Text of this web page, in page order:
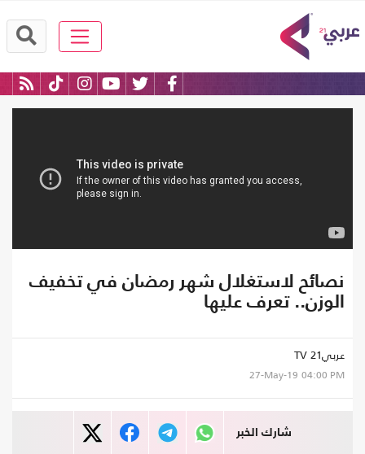
نصائح لاستغلال شهر رمضان في تخفيف
الوزن.. تعرف عليها
عربي21 TV
27-May-19 04:00 PM
شارك الخبر